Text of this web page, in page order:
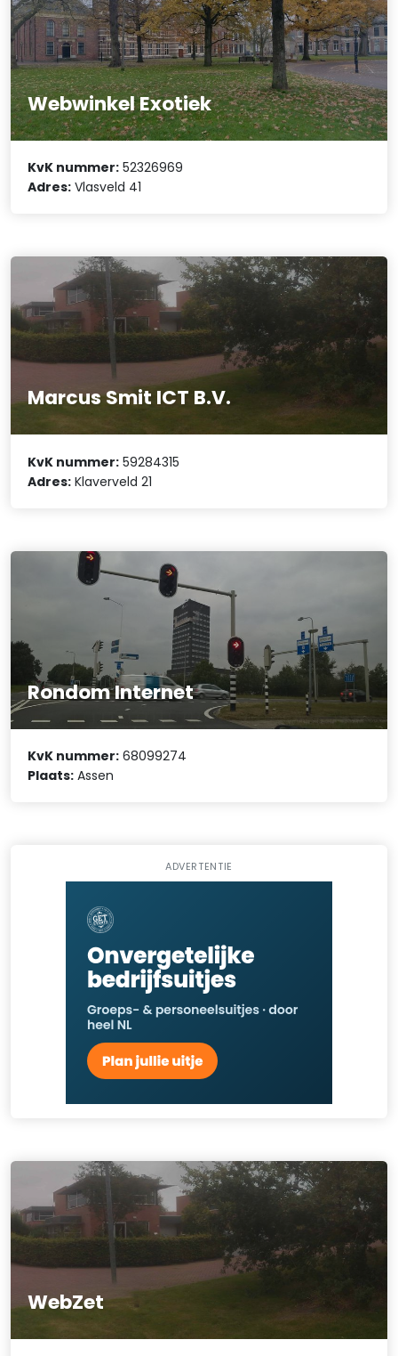
Webwinkel Exotiek
KvK nummer: 52326969
Adres: Vlasveld 41
Marcus Smit ICT B.V.
KvK nummer: 59284315
Adres: Klaverveld 21
Rondom Internet
KvK nummer: 68099274
Plaats: Assen
ADVERTENTIE
WebZet